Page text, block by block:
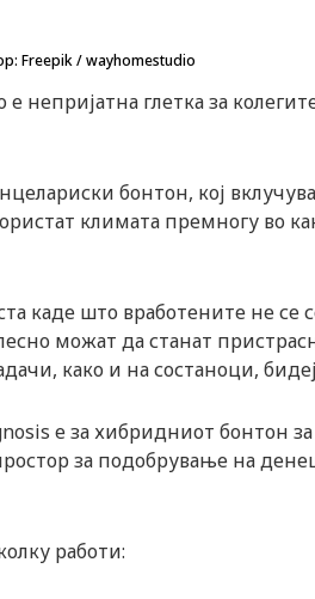
Freepik / wayhomestudio
непријатна глетка за
бонтон, кој
климата премногу во
каде што вработените не се
можат да станат
како и на состаноци,
е за хибридниот бонтон
за подобрување на
работи: